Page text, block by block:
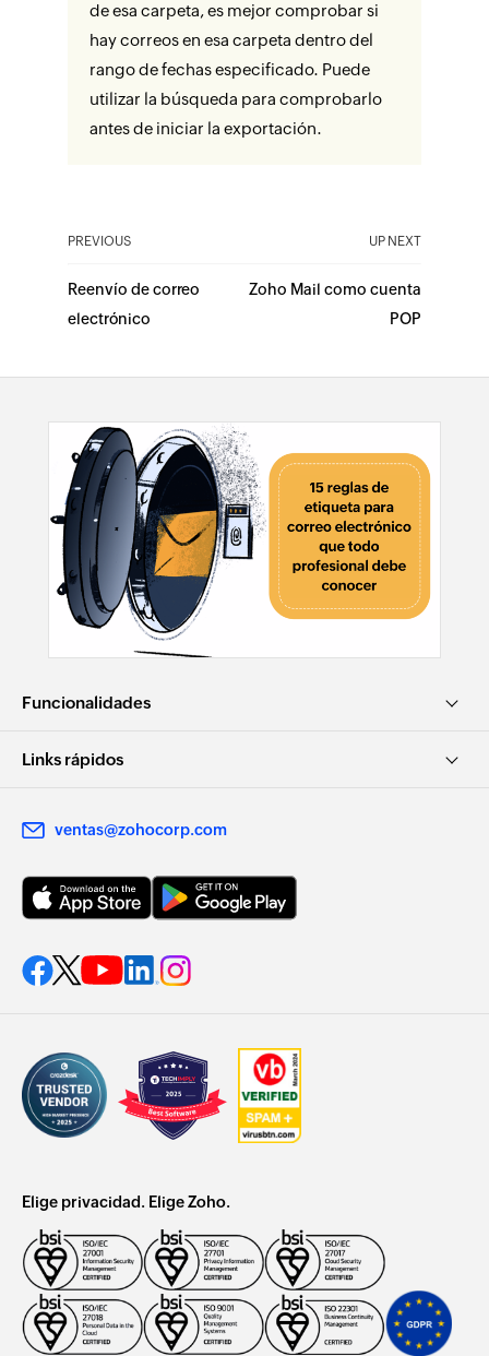
de esa carpeta, es mejor comprobar si
hay correos en esa carpeta dentro del
rango de fechas especificado. Puede
utilizar la búsqueda para comprobarlo
antes de iniciar la exportación.
PREVIOUS UP NEXT
Reenvío de correo
electrónico
Zoho Mail como cuenta
POP
Funcionalidades
Links rápidos
ventas@zohocorp.com
Elige privacidad. Elige Zoho.